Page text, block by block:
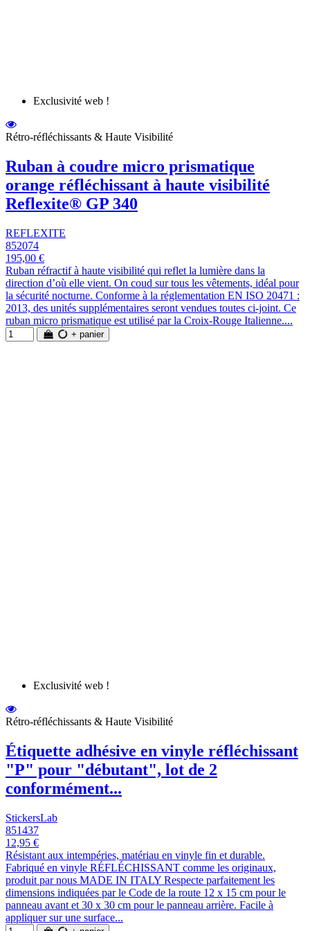
Exclusivité web !
Rétro-réfléchissants & Haute Visibilité
Ruban à coudre micro prismatique
orange réfléchissant à haute visibilité
Reflexite® GP 340
REFLEXITE
852074
195,00 €
Ruban réfractif à haute visibilité qui reflet la lumière dans la
direction d’où elle vient. On coud sur tous les vêtements, idéal pour
la sécurité nocturne. Conforme à la réglementation EN ISO 20471 :
2013, des unités supplémentaires seront vendues toutes ci-joint. Ce
ruban micro prismatique est utilisé par la Croix-Rouge Italienne....
+ panier
Exclusivité web !
Rétro-réfléchissants & Haute Visibilité
Étiquette adhésive en vinyle réfléchissant
"P" pour "débutant", lot de 2
conformément...
StickersLab
851437
12,95 €
Résistant aux intempéries, matériau en vinyle fin et durable.
Fabriqué en vinyle RÉFLÉCHISSANT comme les originaux,
produit par nous MADE IN ITALY Respecte parfaitement les
dimensions indiquées par le Code de la route 12 x 15 cm pour le
panneau avant et 30 x 30 cm pour le panneau arrière. Facile à
appliquer sur une surface...